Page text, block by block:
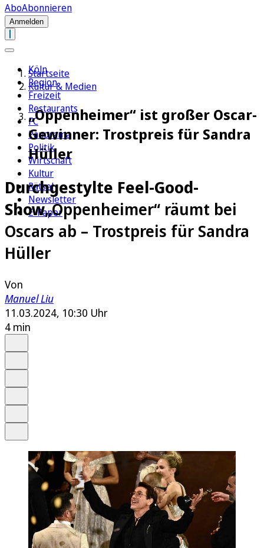
AboAbonnieren
Anmelden
Köln
Region
Freizeit
Restaurants
FC
Panorama
Politik
Wirtschaft
Kultur
Rätsel
Newsletter
E-Paper
Startseite
Kultur & Medien
„Oppenheimer“ ist großer Oscar-
Gewinner: Trostpreis für Sandra
Hüller
Durchgestylte Feel-Good-
Show„Oppenheimer“ räumt bei
Oscars ab – Trostpreis für Sandra
Hüller
Von
Manuel Liu
11.03.2024, 10:30 Uhr
4 min